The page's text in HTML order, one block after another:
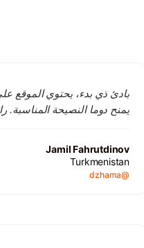
بادئ ذي بدء، يحتوي الموقع
يمنح دوما النصيحة المناسبة.
Jamil Fahrutdinov
Turkmenistan
@dzhama